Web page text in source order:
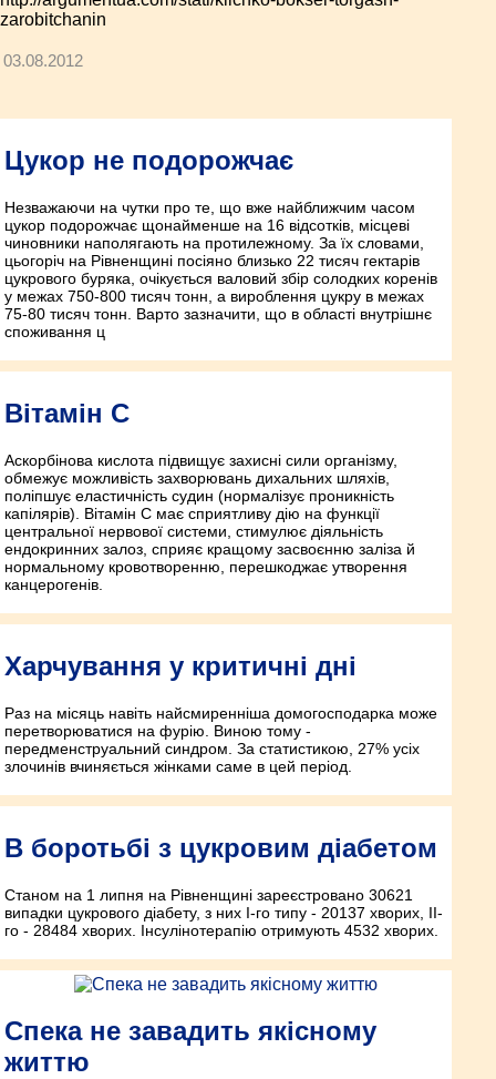
zarobitchanin
03.08.2012
Цукор не подорожчає
Незважаючи на чутки про те, що вже найближчим часом
цукор подорожчає щонайменше на 16 відсотків, місцеві
чиновники наполягають на протилежному. За їх словами,
цьогоріч на Рівненщині посіяно близько 22 тисяч гектарів
цукрового буряка, очікується валовий збір солодких коренів
у межах 750-800 тисяч тонн, а вироблення цукру в межах
75-80 тисяч тонн. Варто зазначити, що в області внутрішнє
споживання ц
Вітамін С
Аскорбінова кислота підвищує захисні сили організму,
обмежує можливість захворювань дихальних шляхів,
поліпшує еластичність судин (нормалізує проникність
капілярів). Вітамін С має сприятливу дію на функції
центральної нервової системи, стимулює діяльність
ендокринних залоз, сприяє кращому засвоєнню заліза й
нормальному кровотворенню, перешкоджає утворення
канцерогенів.
Харчування у критичні дні
Раз на місяць навіть найсмиренніша домогосподарка може
перетворюватися на фурію. Виною тому -
передменструальний синдром. За статистикою, 27% усіх
злочинів вчиняється жінками саме в цей період.
В боротьбі з цукровим діабетом
Станом на 1 липня на Рівненщині зареєстровано 30621
випадки цукрового діабету, з них І-го типу - 20137 хворих, ІІ-
го - 28484 хворих. Інсулінотерапію отримують 4532 хворих.
Спека не завадить якісному
життю